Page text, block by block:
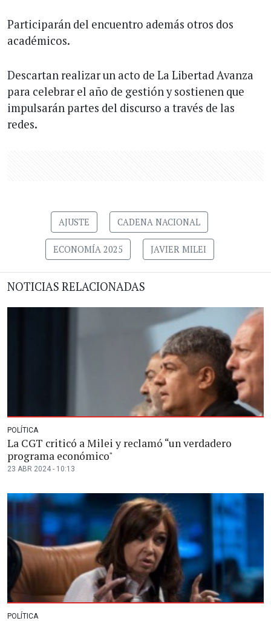
Participarán del encuentro además otros dos
académicos.
Descartan realizar un acto de La Libertad Avanza
para celebrar el año de gestión y sostienen que
impulsarán partes del discurso a través de las
redes.
AJUSTE CADENA NACIONAL
ECONOMÍA 2025 JAVIER MILEI
NOTICIAS RELACIONADAS
POLÍTICA
La CGT criticó a Milei y reclamó “un verdadero
programa económico"
23 ABR 2024 - 10:13
POLÍTICA